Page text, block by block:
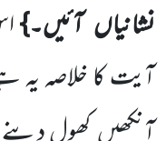
نشانیاں آئیں۔}
آیت کا خلاصہیہ